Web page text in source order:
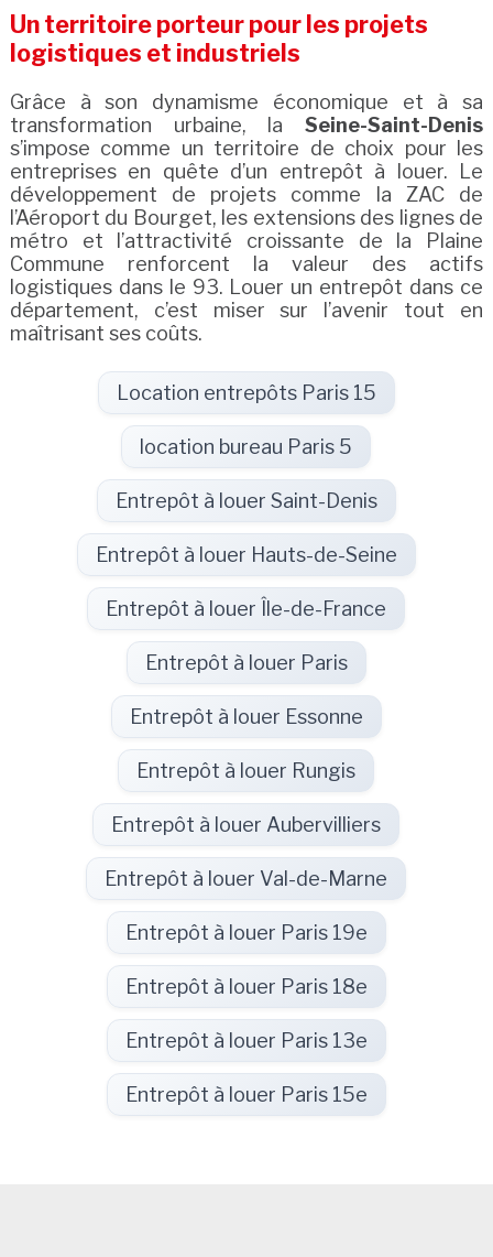
Un territoire porteur pour les projets
logistiques et industriels
Grâce à son dynamisme économique et à sa
transformation urbaine, laSeine-Saint-Denis
s’impose comme un territoire de choix pour les
entreprises en quête d’un entrepôt à louer. Le
développement de projets comme la ZAC de
l’Aéroport du Bourget, les extensions des lignes de
métro et l’attractivité croissante de la Plaine
Commune renforcent la valeur des actifs
logistiques dans le 93. Louer un entrepôt dans ce
département, c’est miser sur l’avenir tout en
maîtrisant ses coûts.
Location entrepôts Paris 15
location bureau Paris 5
Entrepôt à louer Saint-Denis
Entrepôt à louer Hauts-de-Seine
Entrepôt à louer Île-de-France
Entrepôt à louer Paris
Entrepôt à louer Essonne
Entrepôt à louer Rungis
Entrepôt à louer Aubervilliers
Entrepôt à louer Val-de-Marne
Entrepôt à louer Paris 19e
Entrepôt à louer Paris 18e
Entrepôt à louer Paris 13e
Entrepôt à louer Paris 15e